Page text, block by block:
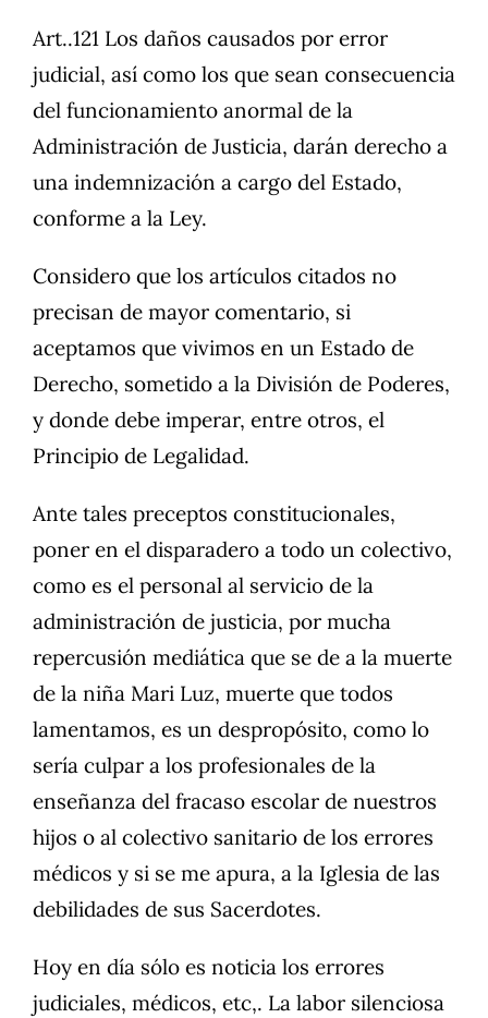
Art..121 Los daños causados por error
judicial, así como los que sean consecuencia
del funcionamiento anormal de la
Administración de Justicia, darán derecho a
una indemnización a cargo del Estado,
conforme a la Ley.
Considero que los artículos citados no
precisan de mayor comentario, si
aceptamos que vivimos en un Estado de
Derecho, sometido a la División de Poderes,
y donde debe imperar, entre otros, el
Principio de Legalidad.
Ante tales preceptos constitucionales,
poner en el disparadero a todo un colectivo,
como es el personal al servicio de la
administración de justicia, por mucha
repercusión mediática que se de a la muerte
de la niña Mari Luz, muerte que todos
lamentamos, es un despropósito, como lo
sería culpar a los profesionales de la
enseñanza del fracaso escolar de nuestros
hijos o al colectivo sanitario de los errores
médicos y si se me apura, a la Iglesia de las
debilidades de sus Sacerdotes.
Hoy en día sólo es noticia los errores
judiciales, médicos, etc,. La labor silenciosa